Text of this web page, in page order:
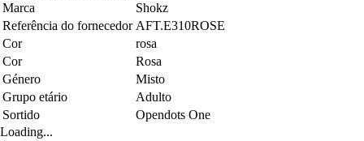
Marca
Shokz
Referência do fornecedor AFT.E310ROSE
Cor
rosa
Cor
Rosa
Género
Misto
Grupo etário
Adulto
Sortido
Opendots One
Loading...